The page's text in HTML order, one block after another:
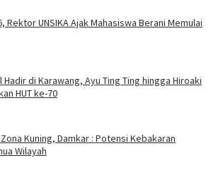
Rektor UNSIKA Ajak Mahasiswa Berani Memulai
Hadir di Karawang, Ayu Ting Ting hingga Hiroaki
HUT ke-70
Kuning, Damkar : Potensi Kebakaran
Wilayah